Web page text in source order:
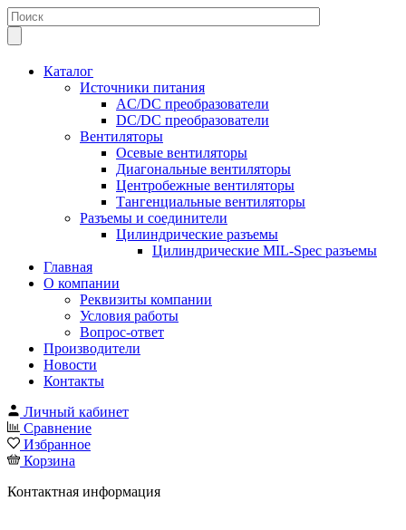
Каталог
Источники питания
AC/DC преобразователи
DC/DC преобразователи
Вентиляторы
Осевые вентиляторы
Диагональные вентиляторы
Центробежные вентиляторы
Тангенциальные вентиляторы
Разъемы и соединители
Цилиндрические разъемы
Цилиндрические MIL-Spec разъемы
Главная
О компании
Реквизиты компании
Условия работы
Вопрос-ответ
Производители
Новости
Контакты
Личный кабинет
Сравнение
Избранное
Корзина
Контактная информация